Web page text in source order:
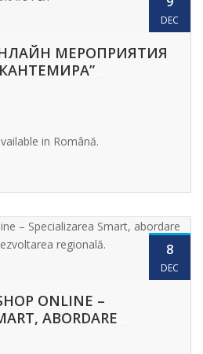
DEC
МЕРОПРИЯТИЯ
in Română.
8
DEC
ONLINE –
ABORDARE